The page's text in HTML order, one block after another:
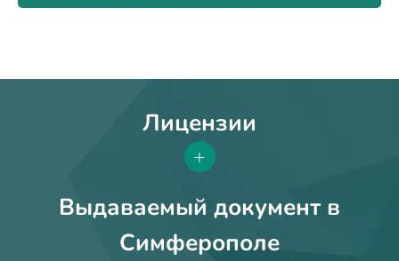
Лицензии
+
Выдаваемый документ в
Симферополе